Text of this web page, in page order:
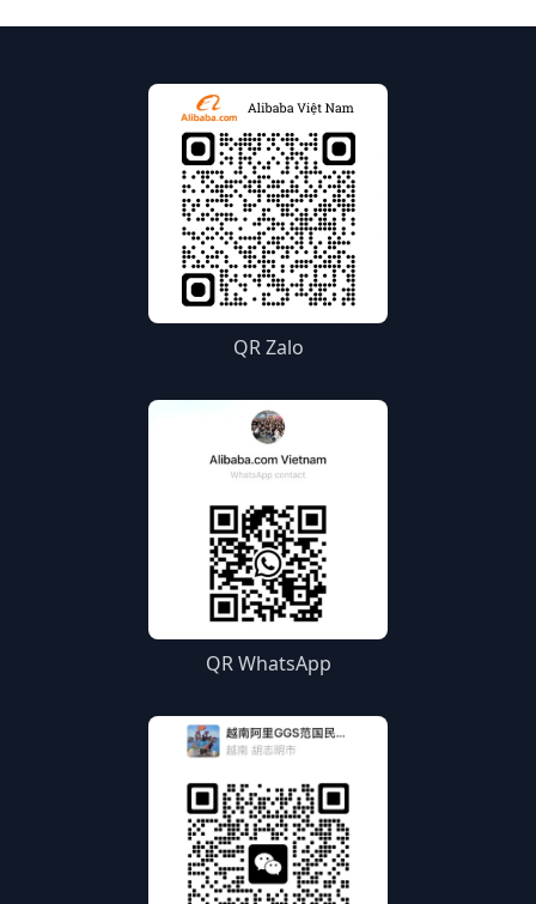
QR Zalo
QR WhatsApp